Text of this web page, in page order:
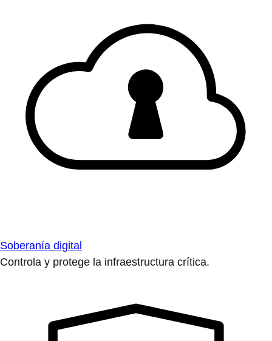
Soberanía digital
Controla y protege la infraestructura crítica.